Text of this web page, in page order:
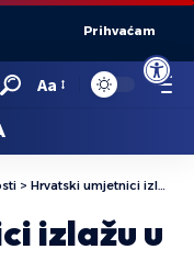
Open
Prihvaćam
Aa
> Hrvatski umjetnici izlažu u Berlinu
izlažu u